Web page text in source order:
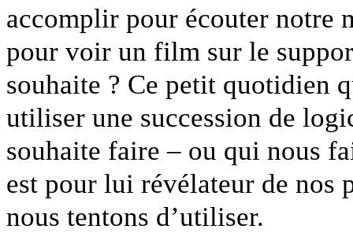
accomplir pour écouter notre
pour voir un film sur le
souhaite ? Ce petit quotidien
utiliser une succession de
souhaite faire – ou qui nous
est pour lui révélateur de nos
nous tentons d’utiliser.